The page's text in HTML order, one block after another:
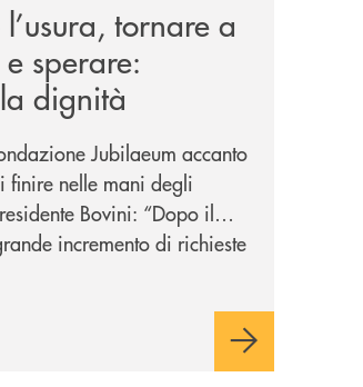
l’usura, tornare a
sperare:
dignità
Jubilaeum accanto
finire nelle mani degli
Bovini: “Dopo il
incremento di richieste